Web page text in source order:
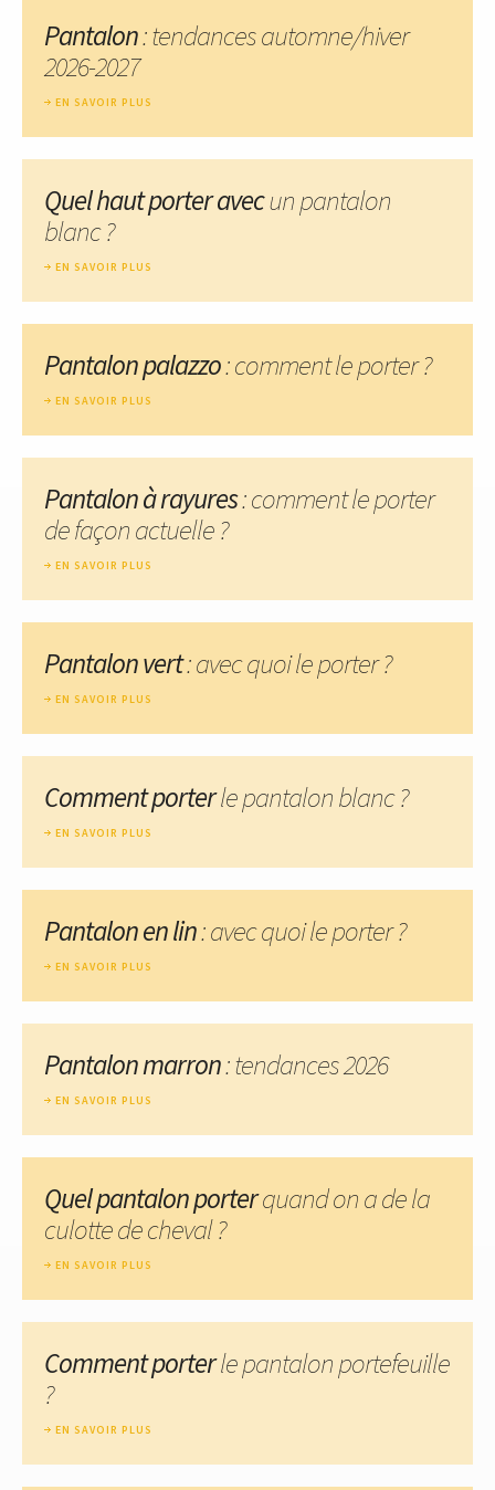
Pantalon: tendances automne/hiver
2026-2027
EN SAVOIR PLUS
Quel haut porter avecun pantalon
blanc ?
EN SAVOIR PLUS
Pantalon palazzo: comment le porter ?
EN SAVOIR PLUS
Pantalon à rayures: comment le porter
de façon actuelle ?
EN SAVOIR PLUS
Pantalon vert: avec quoi le porter ?
EN SAVOIR PLUS
Comment porterle pantalon blanc ?
EN SAVOIR PLUS
Pantalon en lin: avec quoi le porter ?
EN SAVOIR PLUS
Pantalon marron: tendances 2026
EN SAVOIR PLUS
Quel pantalon porterquand on a de la
culotte de cheval ?
EN SAVOIR PLUS
Comment porterle pantalon portefeuille
?
EN SAVOIR PLUS